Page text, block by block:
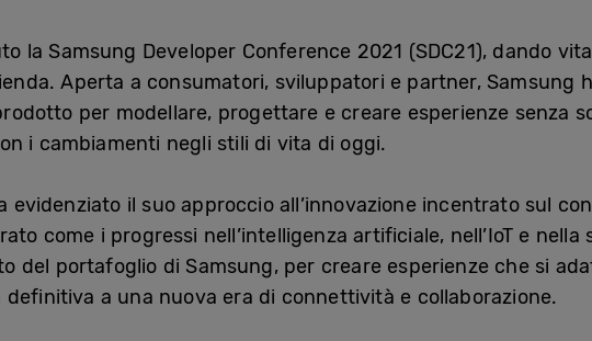
la Samsung Developer Conference 2021 (SDC21), dando
Aperta a consumatori, sviluppatori e partner, Samsung
per modellare, progettare e creare esperienze senza
i cambiamenti negli stili di vita di oggi.
evidenziato il suo approccio all’innovazione incentrato sul
come i progressi nell’intelligenza artificiale, nell’IoT e nella
del portafoglio di Samsung, per creare esperienze che si
a una nuova era di connettività e collaborazione.